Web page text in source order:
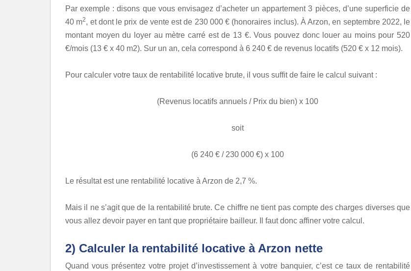
Par exemple : disons que vous envisagez d’acheter un appartement 3 pièces, d’une superficie de
40 m2, et dont le prix de vente est de 230 000 € (honoraires inclus). À Arzon, en septembre 2022, le
montant moyen du loyer au mètre carré est de 13 €. Vous pouvez donc louer au moins pour 520
€/mois (13 € x 40 m2). Sur un an, cela correspond à 6 240 € de revenus locatifs (520 € x 12 mois).
Pour calculer votre taux de rentabilité locative brute, il vous suffit de faire le calcul suivant :
(Revenus locatifs annuels / Prix du bien) x 100
soit
(6 240 € / 230 000 €) x 100
Le résultat est une rentabilité locative à Arzon de 2,7 %.
Mais il ne s’agit que de la rentabilité brute. Ce chiffre ne tient pas compte des charges diverses que
vous allez devoir payer en tant que propriétaire bailleur. Il faut donc affiner votre calcul.
2) Calculer la rentabilité locative à Arzon nette
Quand vous présentez votre projet d’investissement à votre banquier, c’est ce taux de rentabilité